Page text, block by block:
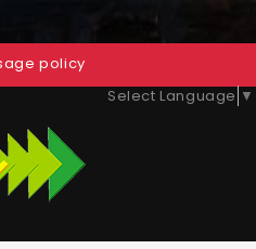
policy
Select Language ▼